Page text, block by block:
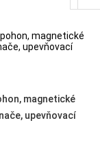
magnetické
upevňovací